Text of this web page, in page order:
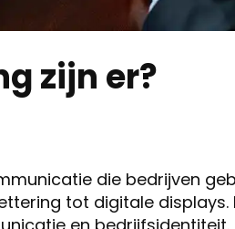
zijn er?
die bedrijven
tot digitale displays.